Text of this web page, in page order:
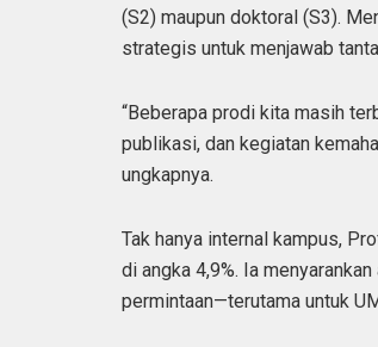
(S2) maupun doktoral (S3).
strategis untuk menjawab
“Beberapa prodi kita masih
publikasi, dan kegiatan
ungkapnya.
Tak hanya internal kampus,
di angka 4,9%. Ia
permintaan—terutama untuk